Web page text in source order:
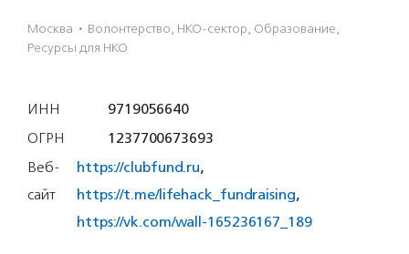
Москва · Волонтерство, НКО-сектор, Образование,
Ресурсы для НКО
ИНН
9719056640
ОГРН
1237700673693
Веб-
сайт
https://clubfund.ru,
https://t.me/lifehack_fundraising,
https://vk.com/wall-165236167_189